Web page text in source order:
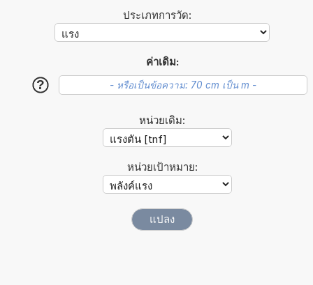
ประเภทการวัด:
ค่าเดิม:
?
หน่วยเดิม:
หน่วยเป้าหมาย: